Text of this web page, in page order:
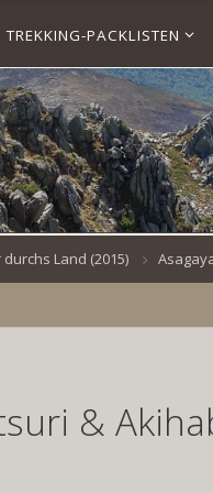
TREKKING-PACKLISTEN
Land (2015)
&